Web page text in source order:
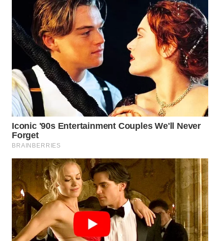
DESA
WISATA
LAPAK
WAHANA
Wahana
Network
KONSUMEN
LISTRIK
KELISTRIKAN
WALINKI
ID
MAWAKA
ID